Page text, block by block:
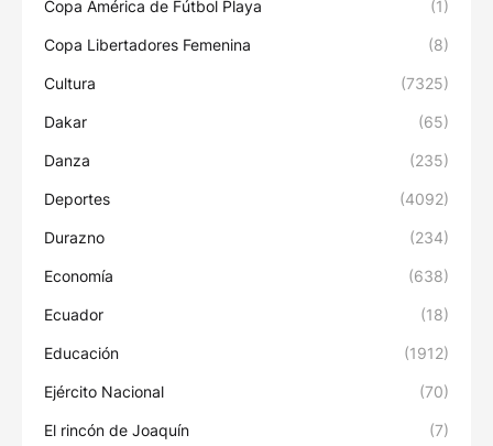
Copa América de Fútbol Playa (1)
Copa Libertadores Femenina (8)
Cultura (7325)
Dakar (65)
Danza (235)
Deportes (4092)
Durazno (234)
Economía (638)
Ecuador (18)
Educación (1912)
Ejército Nacional (70)
El rincón de Joaquín (7)